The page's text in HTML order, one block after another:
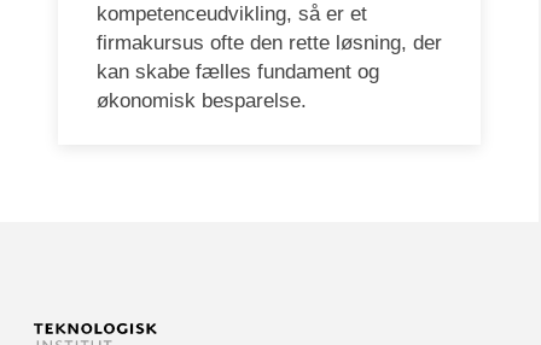
kompetenceudvikling, så er et
firmakursus ofte den rette løsning, der
kan skabe fælles fundament og
økonomisk besparelse.